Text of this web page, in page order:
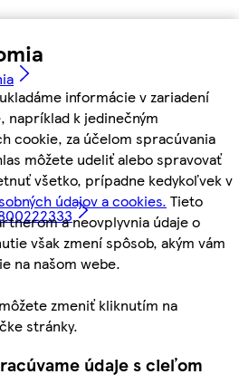
informácie v zariadení
k jedinečným
cookie, za účelom spracúvania
môžete udeliť alebo spravovať
všetko, prípadne kedykoľvek v
údajov a cookies. Tieto
a neovplyvnia údaje o
však zmení spôsob, akým vám
na našom webe.
zmeniť kliknutím na
stránky.
údaje s cieľom